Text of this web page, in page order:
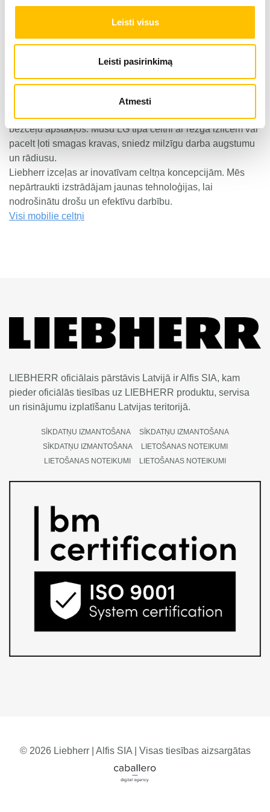
Leisti visus
Leisti pasirinkimą
Atmesti
Universāli un ekonomiski
LTM celtņi bez problēmām pārvietojas arī pa bezceļa
apvidu, izmantojot to visurgājēju šasijas. Īpaši kompakti
kravas automašīnu šasiju LTF tipa mobilie celtņi ir zemu
izmaksu alternatīva viss apvidus mobilajiem celtņiem ar
celtspēju līdz 60 tonnām. LRT tipa celtņiem ir izcili rādītāji
bezceļu apstākļos. Mūsu LG tipa celtni ar režģa izlicēm var
pacelt ļoti smagas kravas, sniedz milzīgu darba augstumu
un rādiusu.
Liebherr izceļas ar inovatīvam celtņa koncepcijām. Mēs
nepārtraukti izstrādājam jaunas tehnoloģijas, lai
nodrošinātu drošu un efektīvu darbību.
Visi mobilie celtņi
LIEBHERR oficiālais pārstāvis Latvijā ir Alfis SIA, kam
pieder oficiālās tiesības uz LIEBHERR produktu, servisa
un risinājumu izplatīšanu Latvijas teritorijā.
SĪKDATŅU IZMANTOŠANA
SĪKDATŅU IZMANTOŠANA
SĪKDATŅU IZMANTOŠANA
LIETOŠANAS NOTEIKUMI
LIETOŠANAS NOTEIKUMI
LIETOŠANAS NOTEIKUMI
© 2026 Liebherr | Alfis SIA | Visas tiesības aizsargātas